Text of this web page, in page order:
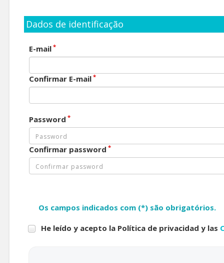
Dados de identificação
E-mail *
Confirmar E-mail *
Password *
Confirmar password *
Os campos indicados com (*) são obrigatórios.
He leído y acepto la Política de privacidad y las